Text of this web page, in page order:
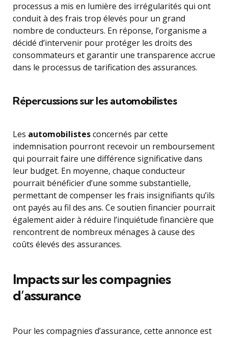
processus a mis en lumière des irrégularités qui ont
conduit à des frais trop élevés pour un grand
nombre de conducteurs. En réponse, l’organisme a
décidé d’intervenir pour protéger les droits des
consommateurs et garantir une transparence accrue
dans le processus de tarification des assurances.
Répercussions sur les automobilistes
Les automobilistesconcernés par cette
indemnisation pourront recevoir un remboursement
qui pourrait faire une différence significative dans
leur budget. En moyenne, chaque conducteur
pourrait bénéficier d’une somme substantielle,
permettant de compenser les frais insignifiants qu’ils
ont payés au fil des ans. Ce soutien financier pourrait
également aider à réduire l’inquiétude financière que
rencontrent de nombreux ménages à cause des
coûts élevés des assurances.
Impacts sur les compagnies
d’assurance
Pour les compagnies d’assurance, cette annonce est